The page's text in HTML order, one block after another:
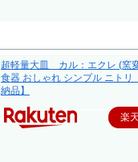
超軽量大皿 カル：エクレ (窯
食器 おしゃれ シンプル ニトリ
納品】
楽